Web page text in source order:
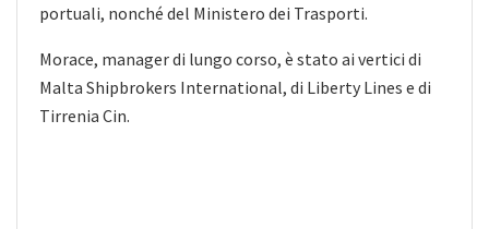
portuali, nonché del Ministero dei Trasporti.
Morace, manager di lungo corso, è stato ai vertici di
Malta Shipbrokers International, di Liberty Lines e di
Tirrenia Cin.